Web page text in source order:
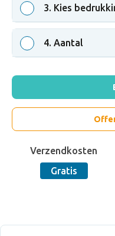
3. Kies
4. Aantal
Verzendkosten
Gratis